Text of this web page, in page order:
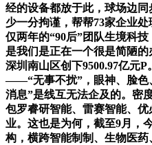
经的设备都放于此，球场边同
少一分拘谨，帮帮73家企业
仅两年的“90后”团队生境科
是我们是正在一个很是简陋
深圳南山区创下9500.97亿元
——“无事不扰”，眼神、脸色
消息”是线互无法企及的。密
包罗睿研智能、雷赛智能、
业。这也是为何，截至9月，
构，横跨智能制制、生物医